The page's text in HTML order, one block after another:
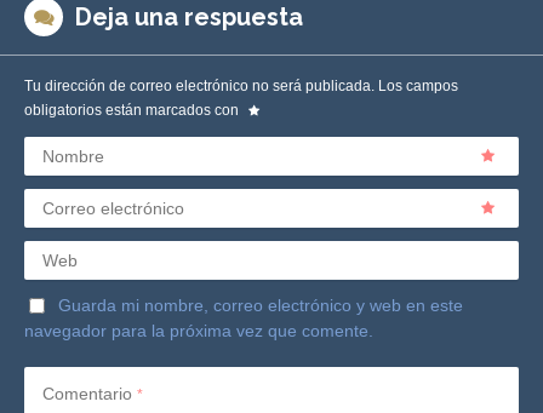
Deja una respuesta
Tu dirección de correo electrónico no será publicada. Los campos
obligatorios están marcados con
Nombre
Correo electrónico
Web
Guarda mi nombre, correo electrónico y web en este
navegador para la próxima vez que comente.
Comentario *